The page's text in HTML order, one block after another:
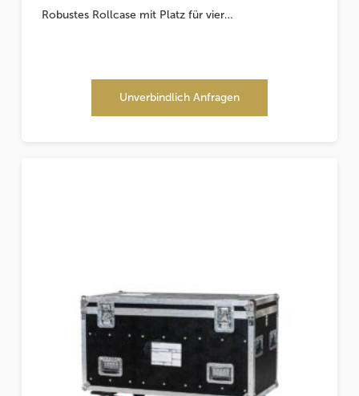
Robustes Rollcase mit Platz für vier…
Unverbindlich Anfragen